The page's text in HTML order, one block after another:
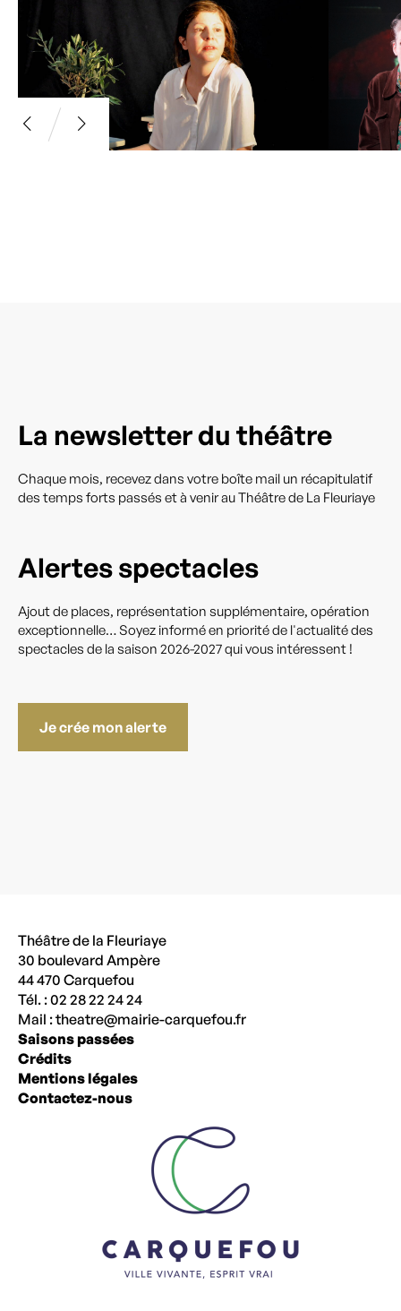
La newsletter du théâtre
Chaque mois, recevez dans votre boîte mail un récapitulatif
des temps forts passés et à venir au Théâtre de La Fleuriaye
Alertes spectacles
Ajout de places, représentation supplémentaire, opération
exceptionnelle… Soyez informé en priorité de l'actualité des
spectacles de la saison 2026-2027 qui vous intéressent !
Je crée mon alerte
Théâtre de la Fleuriaye
30 boulevard Ampère
44 470 Carquefou
Tél. : 02 28 22 24 24
Mail :theatre@mairie-carquefou.fr
Saisons passées
Crédits
Mentions légales
Contactez-nous